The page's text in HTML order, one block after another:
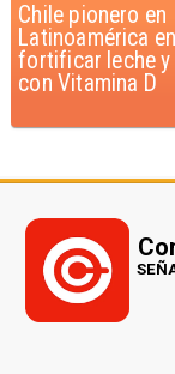
Éxito sin
Película rompe
taquilla a nivel